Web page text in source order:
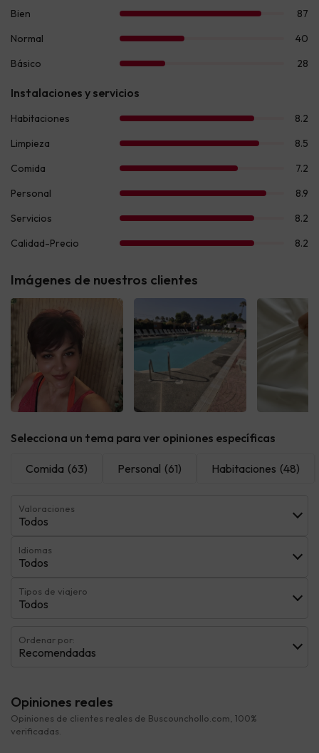
Imágenes de nuestros clientes
Selecciona un tema para ver opiniones específicas
Comida (63) Personal (61) Habitaciones (48)
Valoraciones
Todos
Idiomas
Todos
Tipos de viajero
Todos
Ordenar por:
Recomendadas
Opiniones reales
Opiniones de clientes reales de Buscounchollo.com, 100%
verificadas.